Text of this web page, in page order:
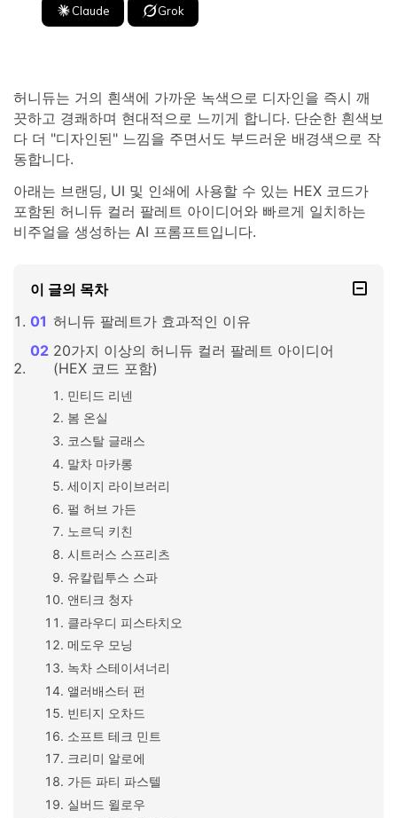
Claude Grok
허니듀는 거의 흰색에 가까운 녹색으로 디자인을 즉시 깨
끗하고 경쾌하며 현대적으로 느끼게 합니다. 단순한 흰색보
다 더 "디자인된" 느낌을 주면서도 부드러운 배경색으로 작
동합니다.
아래는 브랜딩, UI 및 인쇄에 사용할 수 있는 HEX 코드가
포함된 허니듀 컬러 팔레트 아이디어와 빠르게 일치하는
비주얼을 생성하는 AI 프롬프트입니다.
이 글의 목차
허니듀 팔레트가 효과적인 이유
20가지 이상의 허니듀 컬러 팔레트 아이디어
(HEX 코드 포함)
민티드 리넨
봄 온실
코스탈 글래스
말차 마카롱
세이지 라이브러리
펄 허브 가든
노르딕 키친
시트러스 스프리츠
유칼립투스 스파
앤티크 청자
클라우디 피스타치오
메도우 모닝
녹차 스테이셔너리
앨러배스터 펀
빈티지 오차드
소프트 테크 민트
크리미 알로에
가든 파티 파스텔
실버드 윌로우